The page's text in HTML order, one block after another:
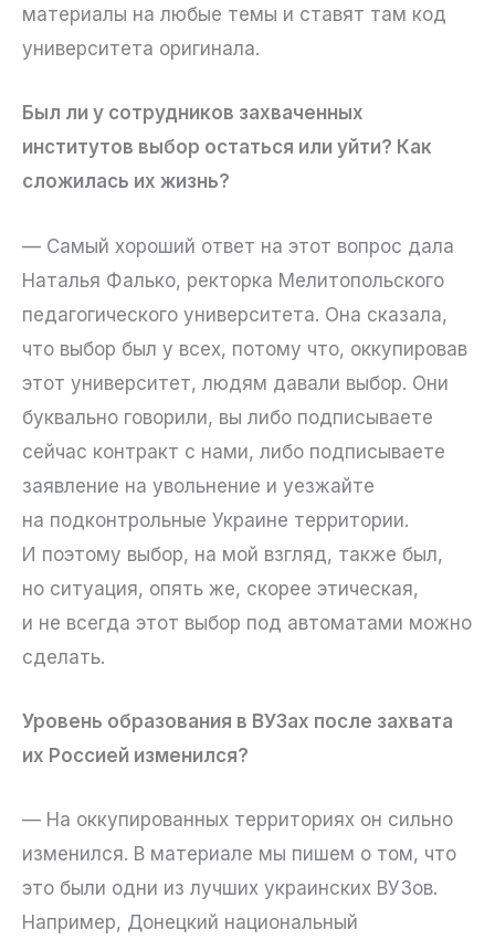
материалы на любые темы и ставят там код
университета оригинала.
Был ли у сотрудников захваченных
институтов выбор остаться или уйти? Как
сложилась их жизнь?
— Самый хороший ответ на этот вопрос дала
Наталья Фалько, ректорка Мелитопольского
педагогического университета. Она сказала,
что выбор был у всех, потому что, оккупировав
этот университет, людям давали выбор. Они
буквально говорили, вы либо подписываете
сейчас контракт с нами, либо подписываете
заявление на увольнение и уезжайте
на подконтрольные Украине территории.
И поэтому выбор, на мой взгляд, также был,
но ситуация, опять же, скорее этическая,
и не всегда этот выбор под автоматами можно
сделать.
Уровень образования в ВУЗах после захвата
их Россией изменился?
— На оккупированных территориях он сильно
изменился. В материале мы пишем о том, что
это были одни из лучших украинских ВУЗов.
Например, Донецкий национальный